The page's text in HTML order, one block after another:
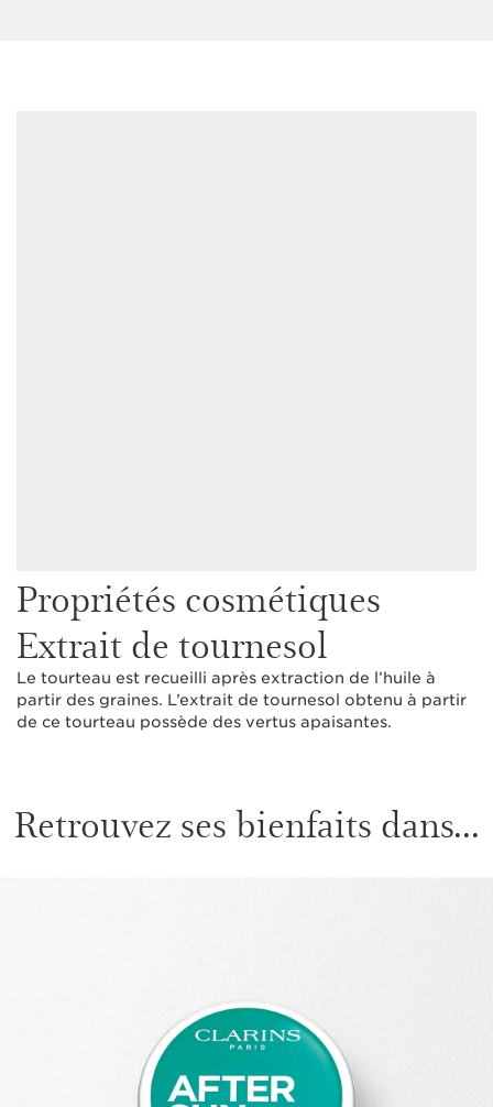
Propriétés cosmétiques
Extrait de tournesol
Le tourteau est recueilli après extraction de l’huile à
partir des graines. L’extrait de tournesol obtenu à partir
de ce tourteau possède des vertus apaisantes.
Retrouvez ses bienfaits dans...